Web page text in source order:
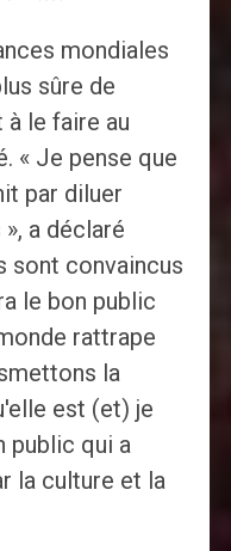
mondiales
sûre de
à le faire au
« Je pense que
par diluer
a déclaré
sont convaincus
le bon public
rattrape
la
est (et) je
public qui a
la culture et la